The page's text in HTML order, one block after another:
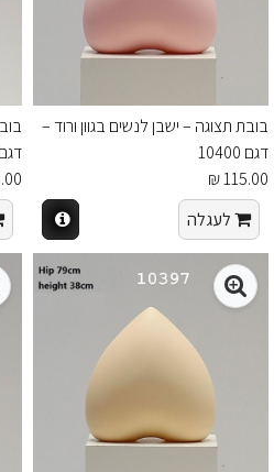
בובת תצוגה – ישבן לנשים בגוון ורוד –
דגם 10400
115.00 ₪
לעגלה
דגם 10395
₪